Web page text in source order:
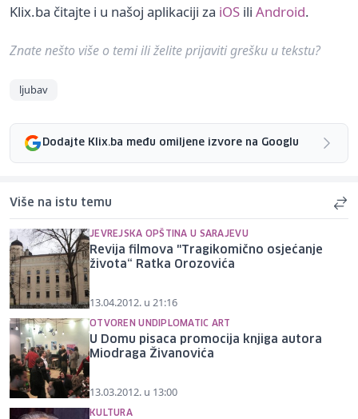
Klix.ba čitajte i u našoj aplikaciji za iOS ili Android.
Znate nešto više o temi ili želite prijaviti grešku u tekstu?
ljubav
Dodajte Klix.ba među omiljene izvore na Googlu
Više na istu temu
JEVREJSKA OPŠTINA U SARAJEVU
Revija filmova "Tragikomično osjećanje
života“ Ratka Orozovića
13.04.2012. u 21:16
OTVOREN UNDIPLOMATIC ART
U Domu pisaca promocija knjiga autora
Miodraga Živanovića
13.03.2012. u 13:00
KULTURA